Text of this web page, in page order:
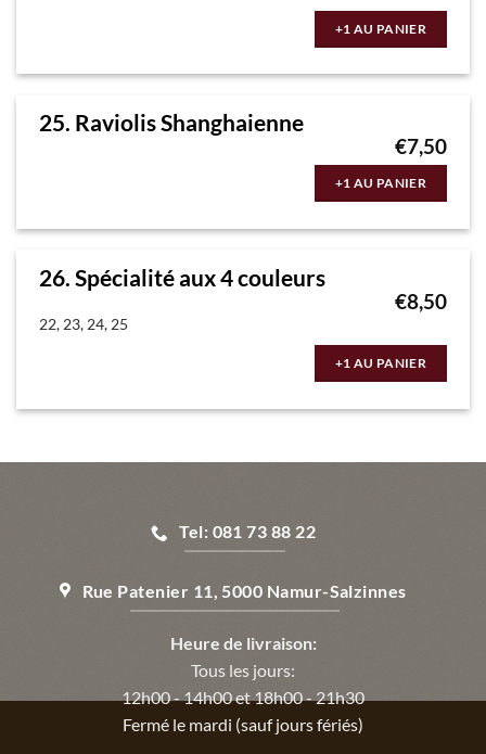
+1 AU PANIER
25. Raviolis Shanghaienne
€7,50
+1 AU PANIER
26. Spécialité aux 4 couleurs
€8,50
22, 23, 24, 25
+1 AU PANIER
Tel: 081 73 88 22
Rue Patenier 11, 5000 Namur-Salzinnes
Heure de livraison:
Tous les jours:
12h00 - 14h00 et 18h00 - 21h30
Fermé le mardi (sauf jours fériés)